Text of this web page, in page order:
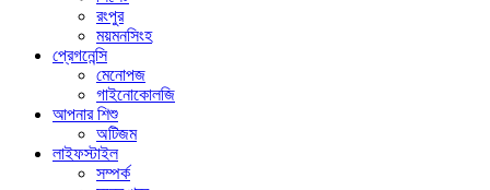
রংপুর
ময়মনসিংহ
প্রেগনেন্সি
মেনোপজ
গাইনোকোলজি
আপনার শিশু
অটিজম
লাইফস্টাইল
সম্পর্ক